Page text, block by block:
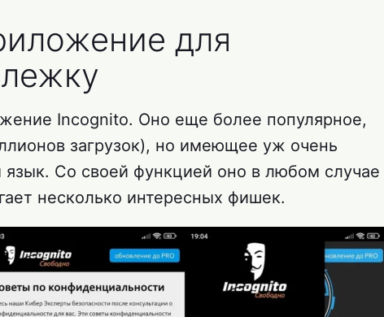
для
Incognito. Оно еще более популярное,
загрузок), но имеющее уж очень
язык. Со своей функцией оно в любом случае
несколько интересных фишек.